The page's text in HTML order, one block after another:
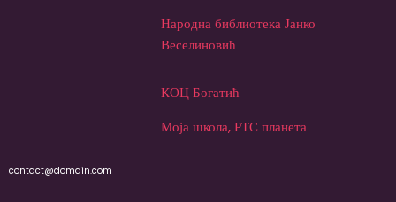
Народна библиотека Јанко
Веселиновић
КОЦ Богатић
Моја школа, РТС планета
contact@domain.com